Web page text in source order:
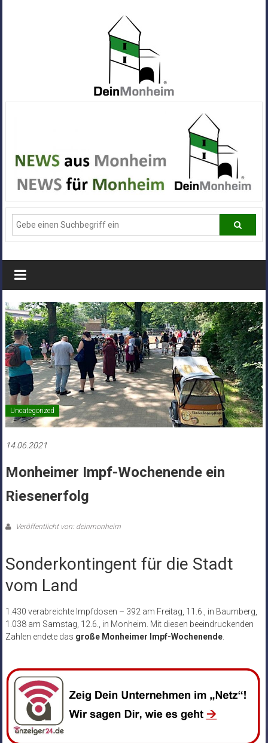
Alle
News
aus
Deiner
Stadt
Monheim
Uncategorized
14.06.2021
Monheimer Impf-Wochenende ein
Riesenerfolg
Veröffentlicht von: deinmonheim
Sonderkontingent für die Stadt
vom Land
1.430 verabreichte Impfdosen – 392 am Freitag, 11.6., in Baumberg,
1.038 am Samstag, 12.6., in Monheim. Mit diesen beeindruckenden
Zahlen endete das große Monheimer Impf-Wochenende.